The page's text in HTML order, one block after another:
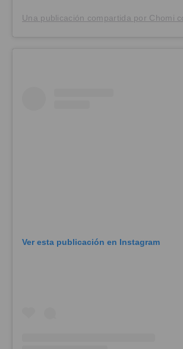
Ver esta publicación en Instagram